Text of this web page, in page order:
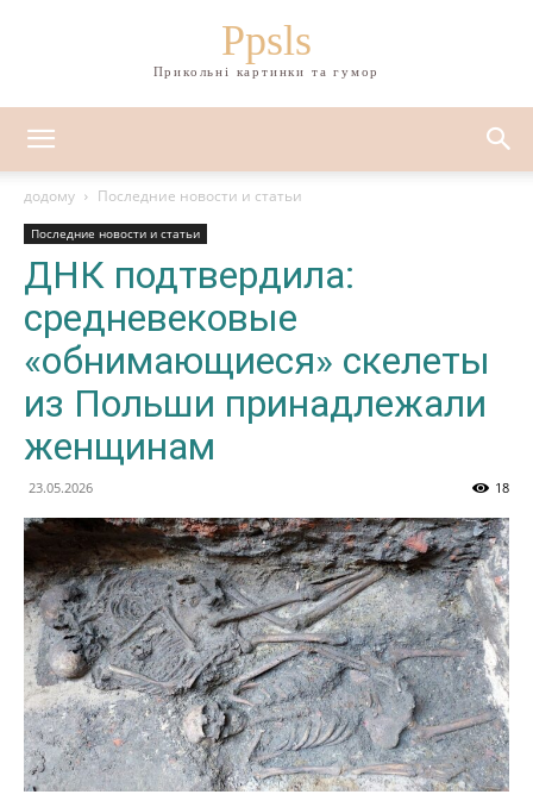
Ppsls
Прикольні картинки та гумор
додому Последние новости и статьи
Последние новости и статьи
ДНК подтвердила:
средневековые
«обнимающиеся» скелеты
из Польши принадлежали
женщинам
23.05.2026 18